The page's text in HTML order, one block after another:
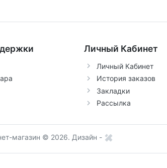
Личный Кабинет
Личный Кабинет
История заказов
Закладки
Рассылка
магазин © 2026. Дизайн -